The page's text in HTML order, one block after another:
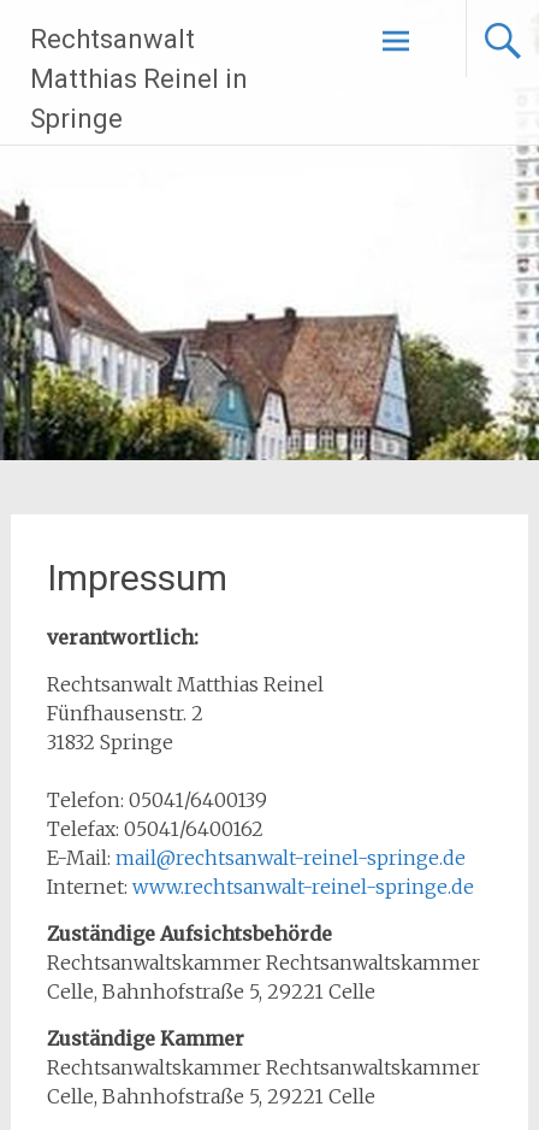
Inhalt
springen
Rechtsanwalt
Matthias Reinel in
Springe
Impressum
verantwortlich:
Rechtsanwalt Matthias Reinel
Fünfhausenstr. 2
31832 Springe
Telefon: 05041/6400139
Telefax: 05041/6400162
E-Mail: mail@rechtsanwalt-reinel-springe.de
Internet: www.rechtsanwalt-reinel-springe.de
Zuständige Aufsichtsbehörde
Rechtsanwaltskammer Rechtsanwaltskammer
Celle, Bahnhofstraße 5, 29221 Celle
Zuständige Kammer
Rechtsanwaltskammer Rechtsanwaltskammer
Celle, Bahnhofstraße 5, 29221 Celle